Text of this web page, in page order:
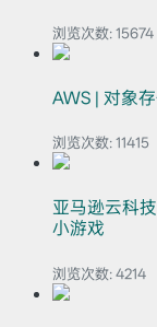
浏览次数: 15674
AWS | 对象
浏览次数: 11415
亚马逊云科
小游戏
浏览次数: 4214